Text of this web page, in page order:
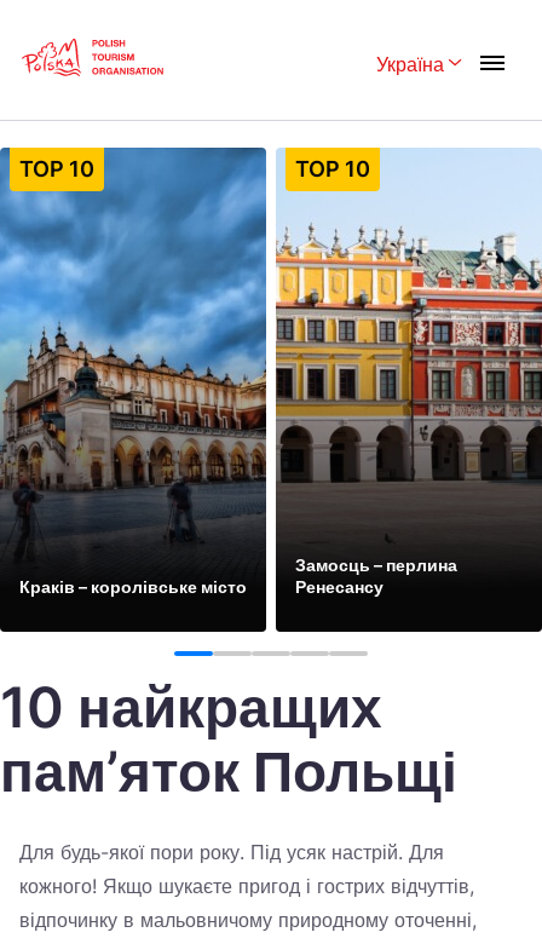
Україна
Polski English
Česká
Dansk Deutsch
Español Français
Italiano Magyar
Nederlands 日本語
Português Norsk
Suomi
Україна
TOP 10
Краків – королівське місто
Подивіться
TOP 10
Замосць – перлина
Ренесансу
Подивіться
1 2 3 4 5
10 найкращих
пам’яток Польщі
Для будь-якої пори року. Під усяк настрій. Для
кожного! Якщо шукаєте пригод і гострих відчуттів,
відпочинку в мальовничому природному оточенні,